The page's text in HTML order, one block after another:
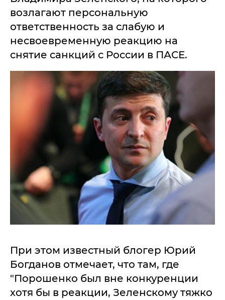
возлагают персональную
ответственность за слабую и
несвоевременную реакцию на
снятие санкций с России в ПАСЕ.
При этом известный блогер Юрий
Богданов отмечает, что там, где
"Порошенко был вне конкуренции
хотя бы в реакции, Зеленскому тяжко